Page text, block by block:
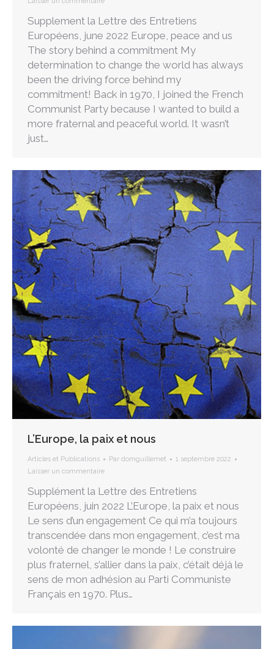
Supplement la Lettre des Entretiens
Européens, june 2022 Europe, peace and us
The story behind a commitment My
determination to change the world has always
been the driving force behind my
commitment! Back in 1970, I joined the French
Communist Party because I wanted to build a
more fraternal and peaceful world. It wasn’t
just…
L’Europe, la paix et nous
Articles et Publications Par domguillemet
1 septembre 2022
Laisser un commentaire
Supplément la Lettre des Entretiens
Européens, juin 2022 L’Europe, la paix et nous
Le sens d’un engagement Ce qui m’a toujours
transcendée dans mon engagement, c’est ma
volonté de changer le monde ! Le construire
plus fraternel, s’allier dans la paix, c’était déjà le
sens de mon adhésion au Parti Communiste
Français en 1970. Plus…